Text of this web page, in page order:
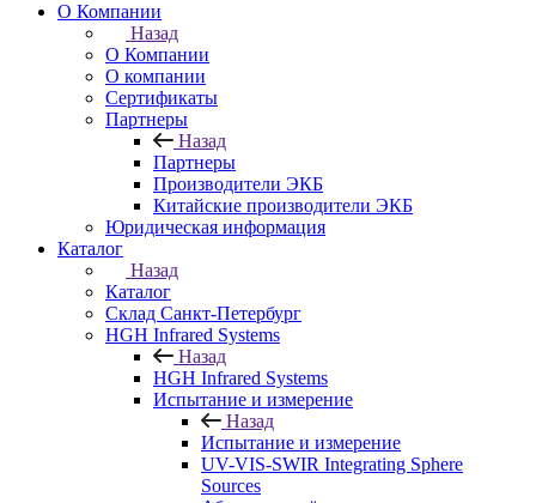
О Компании
Назад
О Компании
О компании
Сертификаты
Партнеры
Назад
Партнеры
Производители ЭКБ
Китайские производители ЭКБ
Юридическая информация
Каталог
Назад
Каталог
Cклад Санкт-Петербург
HGH Infrared Systems
Назад
HGH Infrared Systems
Испытание и измерение
Назад
Испытание и измерение
UV-VIS-SWIR Integrating Sphere
Sources